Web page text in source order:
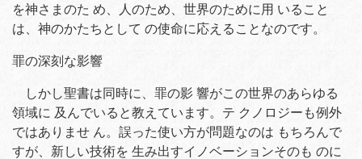
を神さまのた め、人のため、世界のために用 いること
は、神のかたちとして の使命に応えることなのです。
罪の深刻な影響
しかし聖書は同時に、罪の影 響がこの世界のあらゆる
領域に 及んでいると教えています。テ クノロジーも例外
ではありませ ん。誤った使い方が問題なのは もちろんで
すが、新しい技術を 生み出すイノベーションそのも のに